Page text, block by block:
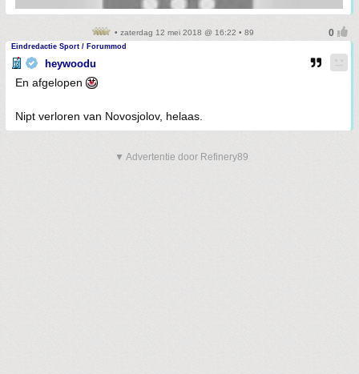
• zaterdag 12 mei 2018 @ 16:22 • 89
Eindredactie Sport / Forummod
heywoodu
En afgelopen
Nipt verloren van Novosjolov, helaas.
▼ Advertentie door Refinery89